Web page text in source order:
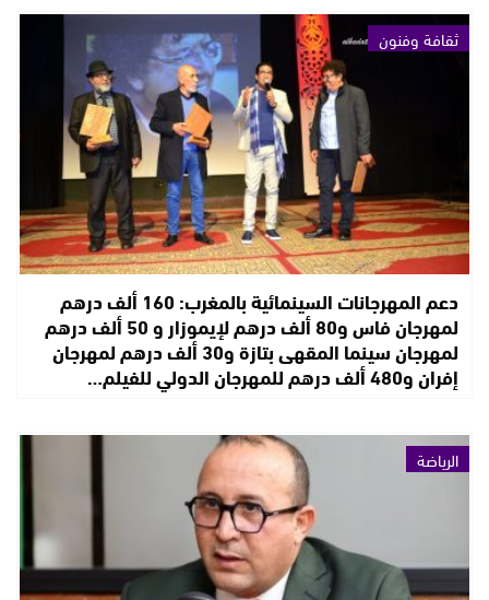
ثقافة وفنون
دعم المهرجانات السينمائية بالمغرب: 160 ألف درهم
لمهرجان فاس و80 ألف درهم لإيموزار و 50 ألف درهم
لمهرجان سينما المقهى بتازة و30 ألف درهم لمهرجان
إفران و480 ألف درهم للمهرجان الدولي للفيلم…
الرياضة